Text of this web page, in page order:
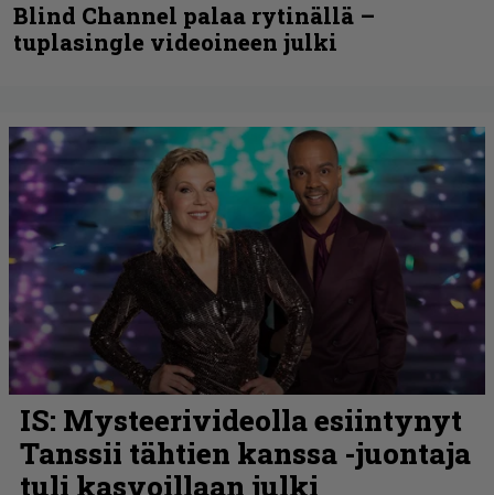
Blind Channel palaa rytinällä –
tuplasingle videoineen julki